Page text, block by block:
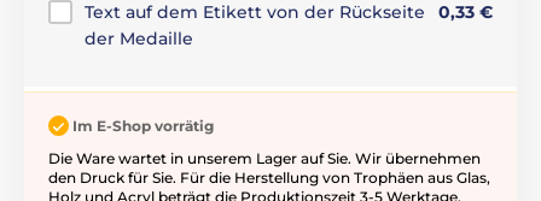
Text auf dem Etikett von der Rückseite
der Medaille
0,33 €
Im E-Shop vorrätig
Die Ware wartet in unserem Lager auf Sie. Wir übernehmen
den Druck für Sie. Für die Herstellung von Trophäen aus Glas,
Holz und Acryl beträgt die Produktionszeit 3-5 ​​Werktage,